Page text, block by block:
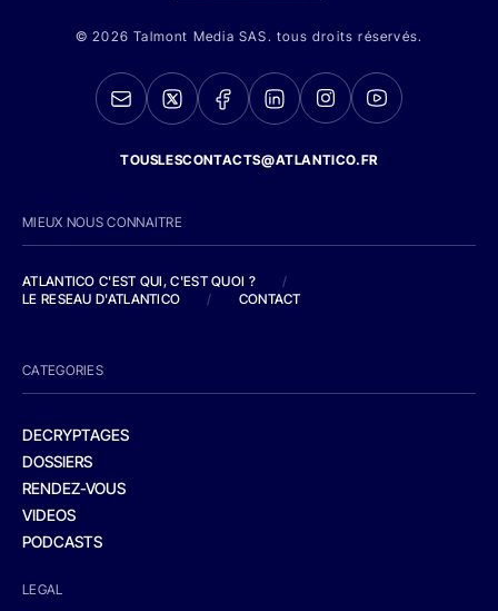
© 2026 Talmont Media SAS. tous droits réservés.
TOUSLESCONTACTS@ATLANTICO.FR
MIEUX NOUS CONNAITRE
ATLANTICO C'EST QUI, C'EST QUOI ?
/
LE RESEAU D'ATLANTICO
/ CONTACT
CATEGORIES
DECRYPTAGES
DOSSIERS
RENDEZ-VOUS
VIDEOS
PODCASTS
LEGAL